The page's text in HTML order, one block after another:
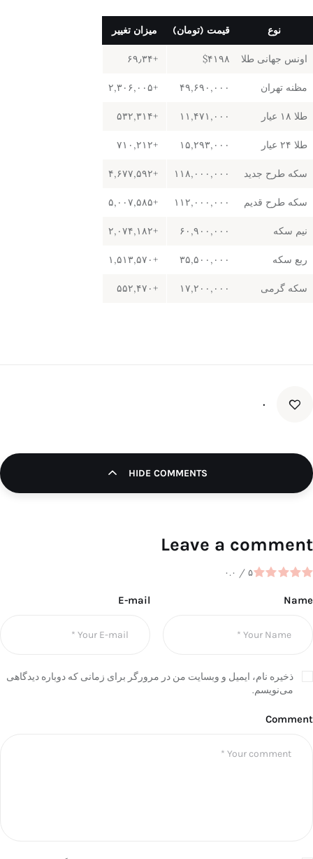
نوع قیمت (تومان) میزان تغییر
اونس جهانی طلا $۴۱۹۸ +۶۹٫۳۴
مظنه تهران ۴۹,۶۹۰,۰۰۰ +۲,۳۰۶,۰۰۵
طلا ۱۸ عیار ۱۱,۴۷۱,۰۰۰ +۵۳۲,۳۱۴
طلا ۲۴ عیار ۱۵,۲۹۳,۰۰۰ +۷۱۰,۲۱۲
سکه طرح جدید ۱۱۸,۰۰۰,۰۰۰ +۴,۶۷۷,۵۹۲
سکه طرح قدیم ۱۱۲,۰۰۰,۰۰۰ +۵,۰۰۷,۵۸۵
نیم سکه ۶۰,۹۰۰,۰۰۰ +۲,۰۷۴,۱۸۲
ربع سکه ۳۵,۵۰۰,۰۰۰ +۱,۵۱۳,۵۷۰
سکه گرمی ۱۷,۲۰۰,۰۰۰ +۵۵۲,۴۷۰
۰
HIDE COMMENTS
Leave a comment
۰.۰ / ۵
Name
E-mail
ذخیره نام، ایمیل و وبسایت من در مرورگر برای زمانی که دوباره دیدگاهی
می‌نویسم.
Comment